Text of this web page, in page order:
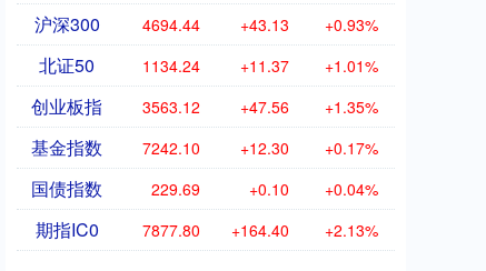
沪深300 4694.44 +43.13 +0.93%
北证50 1134.24 +11.37 +1.01%
创业板指 3563.12 +47.56 +1.35%
基金指数 7242.10 +12.30 +0.17%
国债指数 229.69 +0.10 +0.04%
期指IC0 7877.80 +164.40 +2.13%